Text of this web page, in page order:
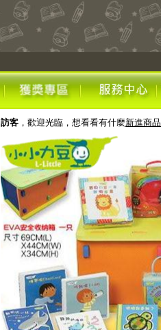
訪客 ，歡迎光臨，想看看有什麼新進商品